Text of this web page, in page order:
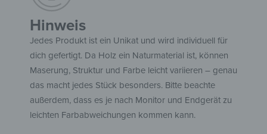
Hinweis
Jedes Produkt ist ein Unikat und wird individuell für
dich gefertigt. Da Holz ein Naturmaterial ist, können
Maserung, Struktur und Farbe leicht variieren – genau
das macht jedes Stück besonders. Bitte beachte
außerdem, dass es je nach Monitor und Endgerät zu
leichten Farbabweichungen kommen kann.